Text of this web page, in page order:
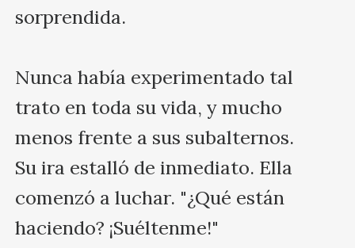
sorprendida.
Nunca había experimentado tal
trato en toda su vida, y mucho
menos frente a sus subalternos.
Su ira estalló de inmediato. Ella
comenzó a luchar. "¿Qué están
haciendo? ¡Suéltenme!"